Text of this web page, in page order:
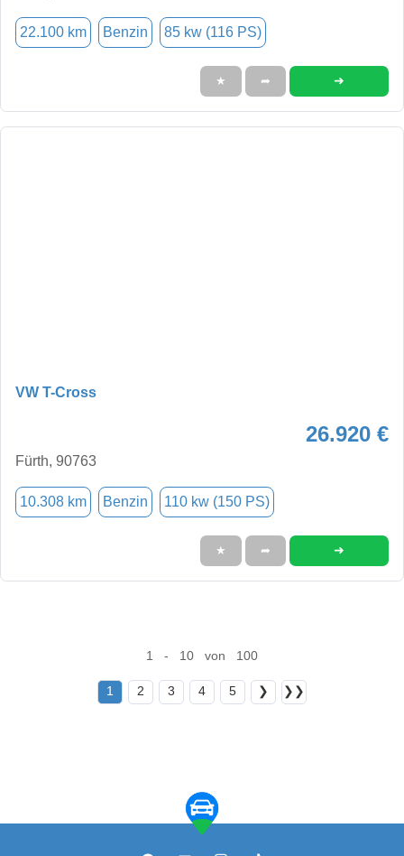
22.100 km Benzin 85 kw (116 PS)
★ ➦ ➜
VW T-Cross
26.920 €
Fürth, 90763
10.308 km Benzin 110 kw (150 PS)
★ ➦ ➜
1 - 10 von 100
1 2 3 4 5 ❯ ❯❯